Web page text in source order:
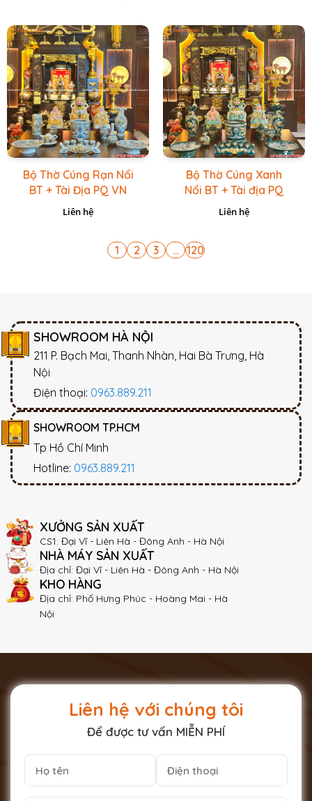
Bộ Thờ Cúng Rạn Nổi
BT + Tài Địa PQ VN
Vàng Caro
Liên hệ
Bộ Thờ Cúng Xanh
Nổi BT + Tài địa PQ
VN Xanh Lục
Liên hệ
1 2 3 ... 120
SHOWROOM HÀ NỘI
211 P. Bạch Mai, Thanh Nhàn, Hai Bà Trưng, Hà
Nội
Điện thoại: 0963.889.211
SHOWROOM TP.HCM
Tp Hồ Chí Minh
Hotline: 0963.889.211
XƯỞNG SẢN XUẤT
CS1: Đại Vĩ - Liên Hà - Đông Anh - Hà Nội
NHÀ MÁY SẢN XUẤT
Địa chỉ: Đại Vĩ - Liên Hà - Đông Anh - Hà Nội
KHO HÀNG
Địa chỉ: Phố Hưng Phúc - Hoàng Mai - Hà
Nội
Liên hệ với chúng tôi
Để được tư vấn MIỄN PHÍ